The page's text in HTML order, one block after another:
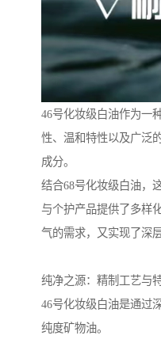
46号化妆级白油作为一
性、温和特性以及广泛
成分。
结合68号化妆级白油，
与个护产品提供了多样
气的需求，又实现了深
纯净之源：精制工艺与
46号化妆级白油是通过
纯度矿物油。